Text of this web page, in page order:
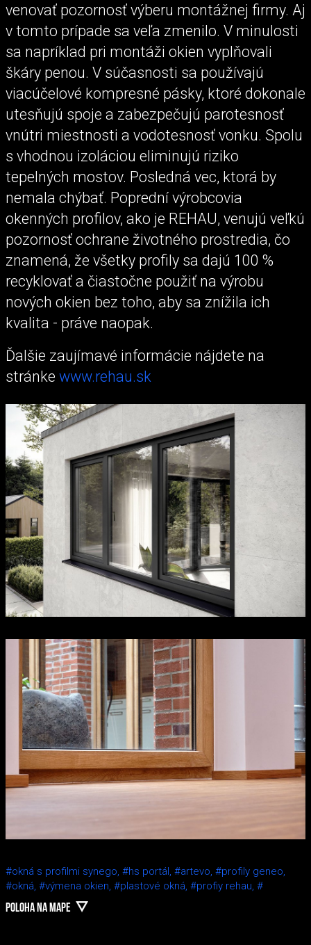
venovať pozornosť výberu montážnej firmy. Aj
v tomto prípade sa veľa zmenilo. V minulosti
sa napríklad pri montáži okien vyplňovali
škáry penou. V súčasnosti sa používajú
viacúčelové kompresné pásky, ktoré dokonale
utesňujú spoje a zabezpečujú parotesnosť
vnútri miestnosti a vodotesnosť vonku. Spolu
s vhodnou izoláciou eliminujú riziko
tepelných mostov. Posledná vec, ktorá by
nemala chýbať. Poprední výrobcovia
okenných profilov, ako je REHAU, venujú veľkú
pozornosť ochrane životného prostredia, čo
znamená, že všetky profily sa dajú 100 %
recyklovať a čiastočne použiť na výrobu
nových okien bez toho, aby sa znížila ich
kvalita - práve naopak.
Ďalšie zaujímavé informácie nájdete na
stránke www.rehau.sk
#okná s profilmi synego, #hs portál, #artevo, #profily geneo,
#okná, #výmena okien, #plastové okná, #profiy rehau, #
POLOHA NA MAPE